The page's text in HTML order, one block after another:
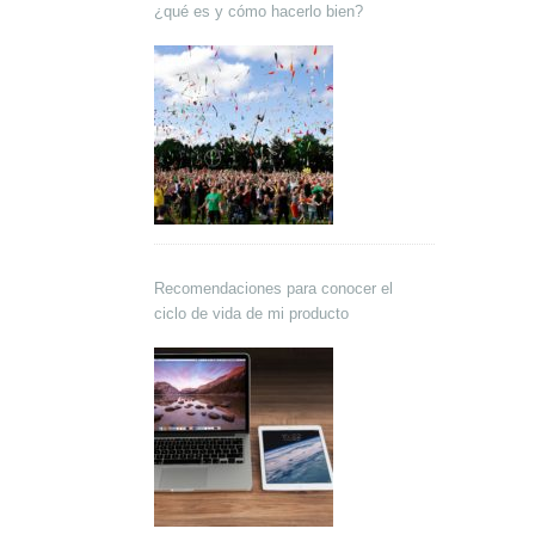
¿qué es y cómo hacerlo bien?
Recomendaciones para conocer el
ciclo de vida de mi producto